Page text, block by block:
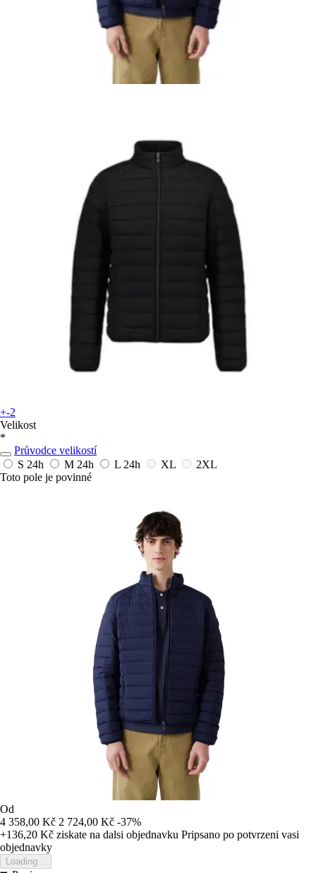
+-2
Velikost
*
Průvodce velikostí
S 24h M 24h L 24h XL
2XL
Toto pole je povinné
Od
4 358,00 Kč 2 724,00 Kč -37%
+136,20 Kč ziskate na dalsi objednavku Pripsano po potvrzeni vasi
objednavky
Loading...